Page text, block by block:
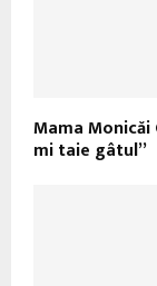
Mama Monicăi
mi taie gâtul”